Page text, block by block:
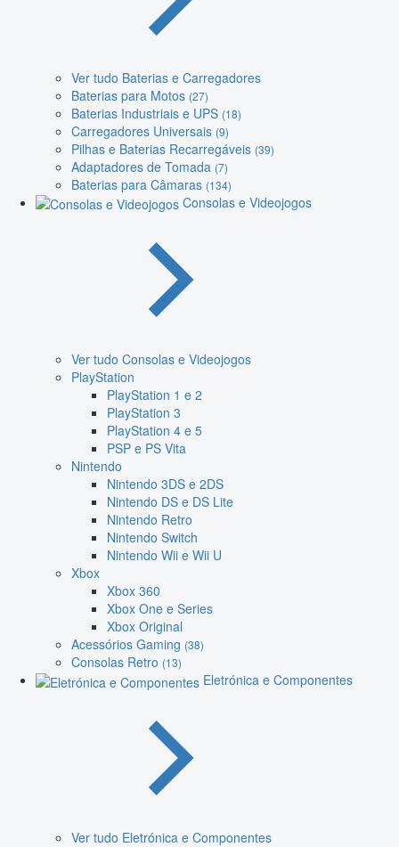
Ver tudo Baterias e Carregadores
Baterias para Motos (27)
Baterias Industriais e UPS (18)
Carregadores Universais (9)
Pilhas e Baterias Recarregáveis (39)
Adaptadores de Tomada (7)
Baterias para Câmaras (134)
Consolas e Videojogos
Ver tudo Consolas e Videojogos
PlayStation
PlayStation 1 e 2
PlayStation 3
PlayStation 4 e 5
PSP e PS Vita
Nintendo
Nintendo 3DS e 2DS
Nintendo DS e DS Lite
Nintendo Retro
Nintendo Switch
Nintendo Wii e Wii U
Xbox
Xbox 360
Xbox One e Series
Xbox Original
Acessórios Gaming (38)
Consolas Retro (13)
Eletrónica e Componentes
Ver tudo Eletrónica e Componentes